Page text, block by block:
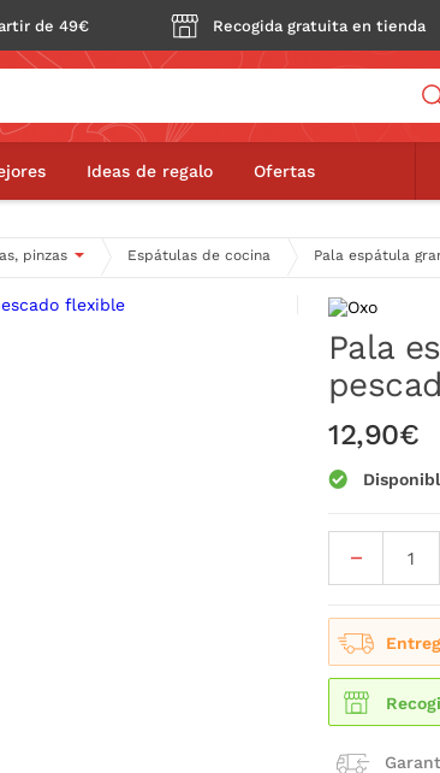
de 49€ Recogida gratuita en tienda
Ideas de regalo Ofertas
pinzas Espátulas de cocina Pala espátula
para pescado flexible
Pala
12,90€